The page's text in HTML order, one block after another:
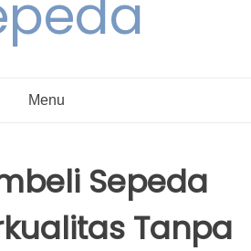
Menu
Sepeda
Tanpa